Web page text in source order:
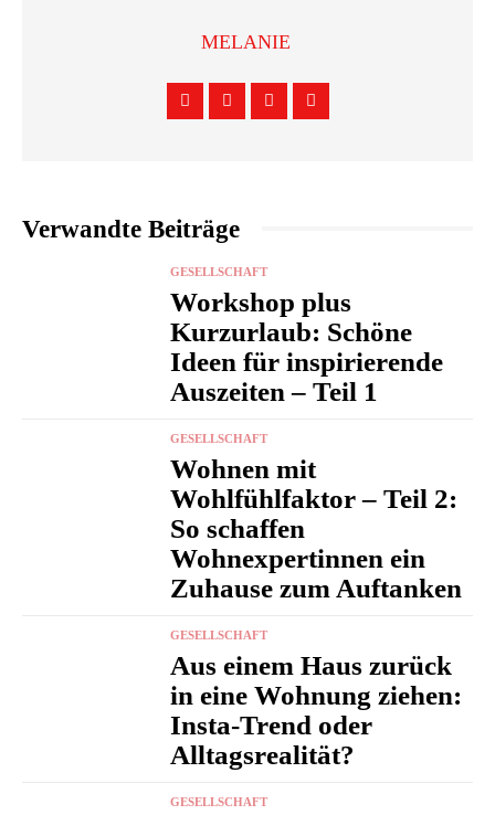
MELANIE
Verwandte Beiträge
GESELLSCHAFT
Workshop plus
Kurzurlaub: Schöne
Ideen für inspirierende
Auszeiten – Teil 1
GESELLSCHAFT
Wohnen mit
Wohlfühlfaktor – Teil 2:
So schaffen
Wohnexpertinnen ein
Zuhause zum Auftanken
GESELLSCHAFT
Aus einem Haus zurück
in eine Wohnung ziehen:
Insta-Trend oder
Alltagsrealität?
GESELLSCHAFT